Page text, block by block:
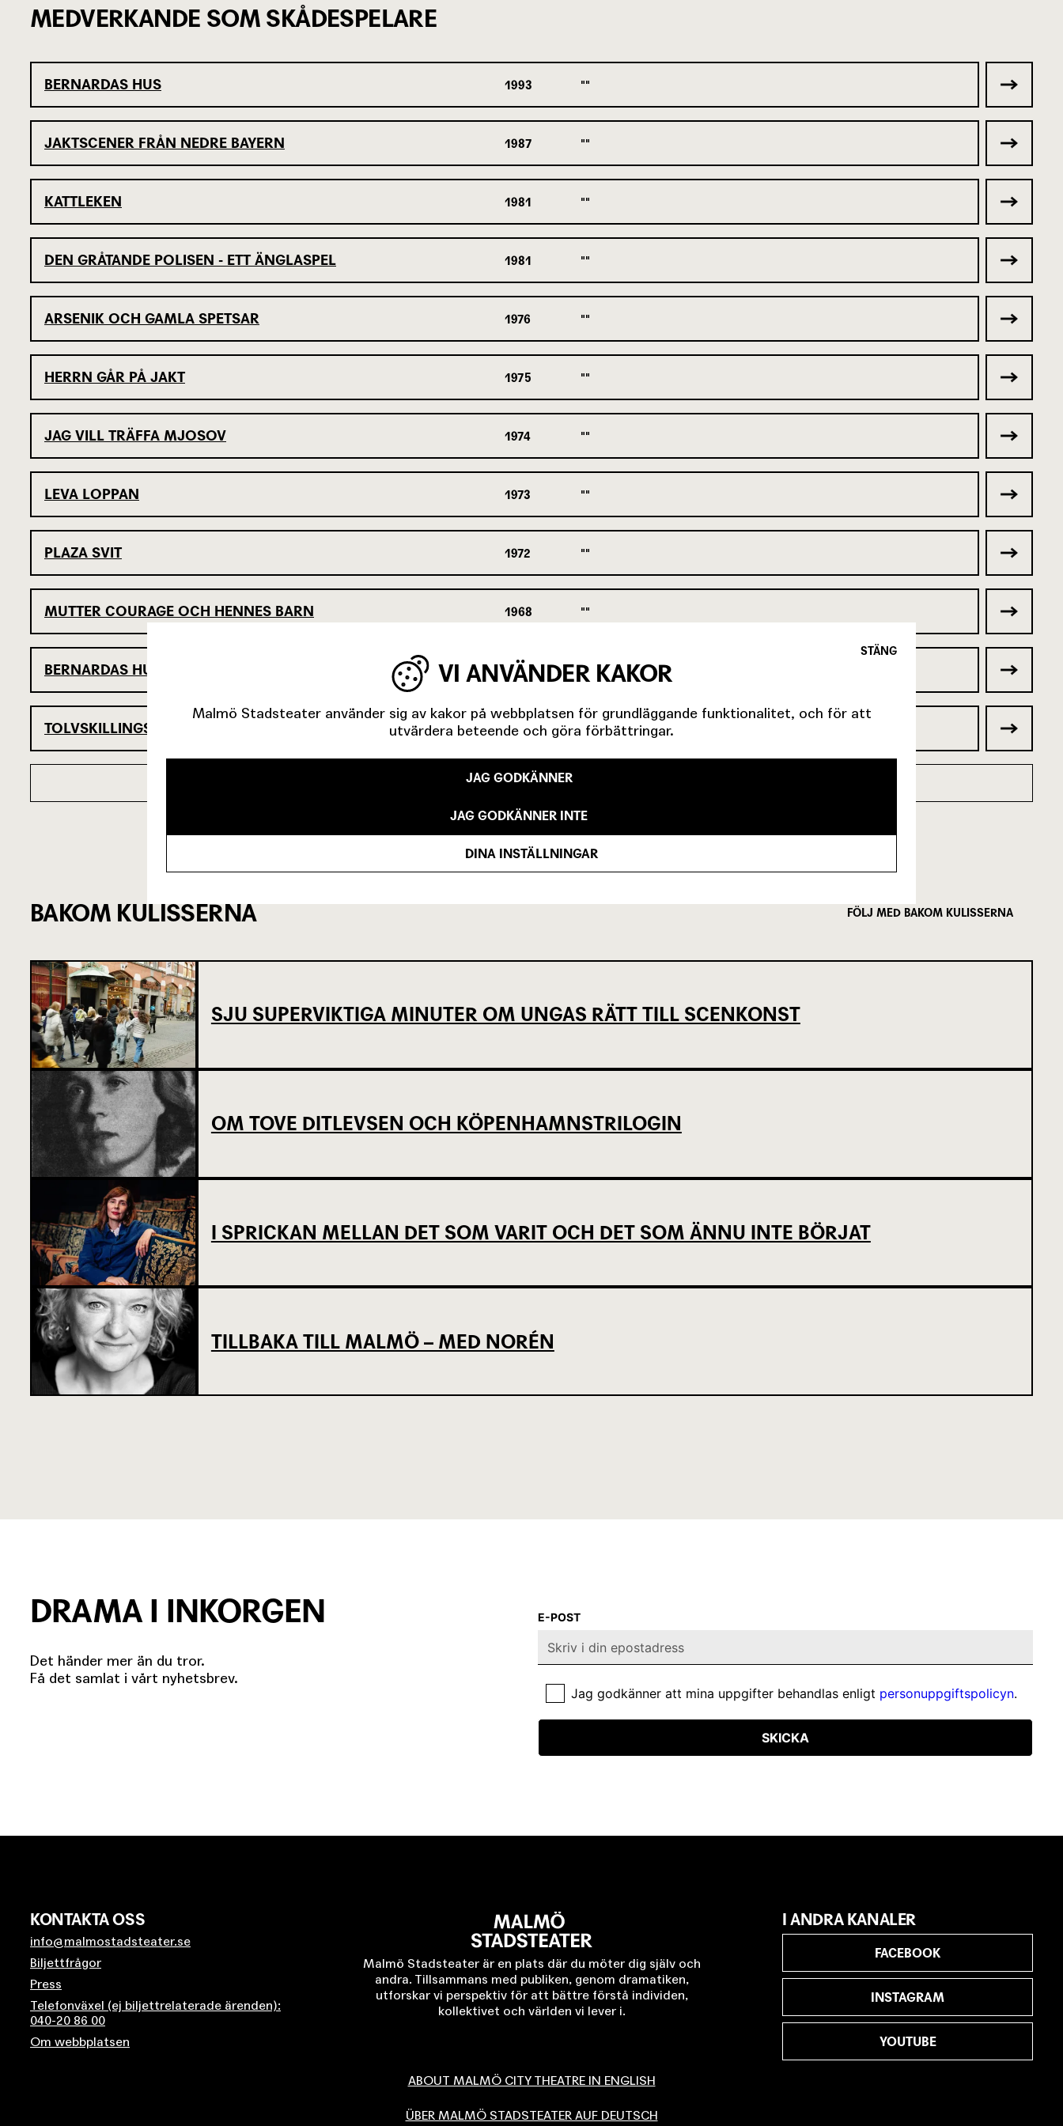
MEDVERKANDE SOM SKÅDESPELARE
BERNARDAS HUS 1993
JAKTSCENER FRÅN NEDRE BAYERN 1987
KATTLEKEN 1981
DEN GRÅTANDE POLISEN - ETT ÄNGLASPEL 1981
ARSENIK OCH GAMLA SPETSAR 1976
HERRN GÅR PÅ JAKT 1975
JAG VILL TRÄFFA MJOSOV 1974
LEVA LOPPAN 1973
PLAZA SVIT 1972
MUTTER COURAGE OCH HENNES BARN 1968
BERNARDAS HUS 1964
TOLVSKILLINGSOPERAN 1962
VISA ALLA (4)
BAKOM KULISSERNA FÖLJ MED BAKOM KULISSERNA
SJU SUPERVIKTIGA MINUTER OM UNGAS RÄTT TILL SCENKONST
OM TOVE DITLEVSEN OCH KÖPENHAMNSTRILOGIN
I SPRICKAN MELLAN DET SOM VARIT OCH DET SOM ÄNNU INTE BÖRJAT
TILLBAKA TILL MALMÖ – MED NORÉN
DRAMA I INKORGEN
Det händer mer än du tror.
Få det samlat i vårt nyhetsbrev.
E-POST
Jag godkänner att mina uppgifter behandlas enligt personuppgiftspolicyn.
SKICKA
KONTAKTA OSS
info@malmostadsteater.se
Biljettfrågor
Press
Telefonväxel (ej biljettrelaterade ärenden):
040-20 86 00
Om webbplatsen
Malmö Stadsteater är en plats där du möter dig själv och
andra. Tillsammans med publiken, genom dramatiken,
utforskar vi perspektiv för att bättre förstå individen,
kollektivet och världen vi lever i.
ABOUT MALMÖ CITY THEATRE IN ENGLISH
ÜBER MALMÖ STADSTEATER AUF DEUTSCH
I ANDRA KANALER
FACEBOOK
INSTAGRAM
YOUTUBE
STÄNG
VI ANVÄNDER KAKOR
Malmö Stadsteater använder sig av kakor på webbplatsen för grundläggande funktionalitet, och för att
utvärdera beteende och göra förbättringar.
JAG GODKÄNNER
JAG GODKÄNNER INTE
DINA INSTÄLLNINGAR